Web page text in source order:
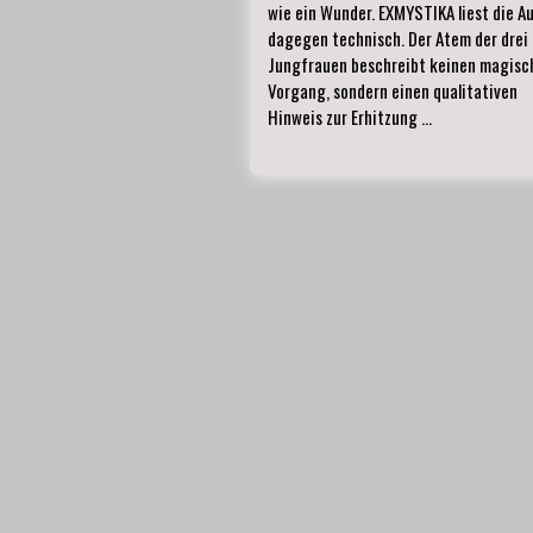
wie ein Wunder. EXMYSTIKA liest die
dagegen technisch. Der Atem der drei
Jungfrauen beschreibt keinen
Vorgang, sondern einen qualitativen
Hinweis zur Erhitzung …